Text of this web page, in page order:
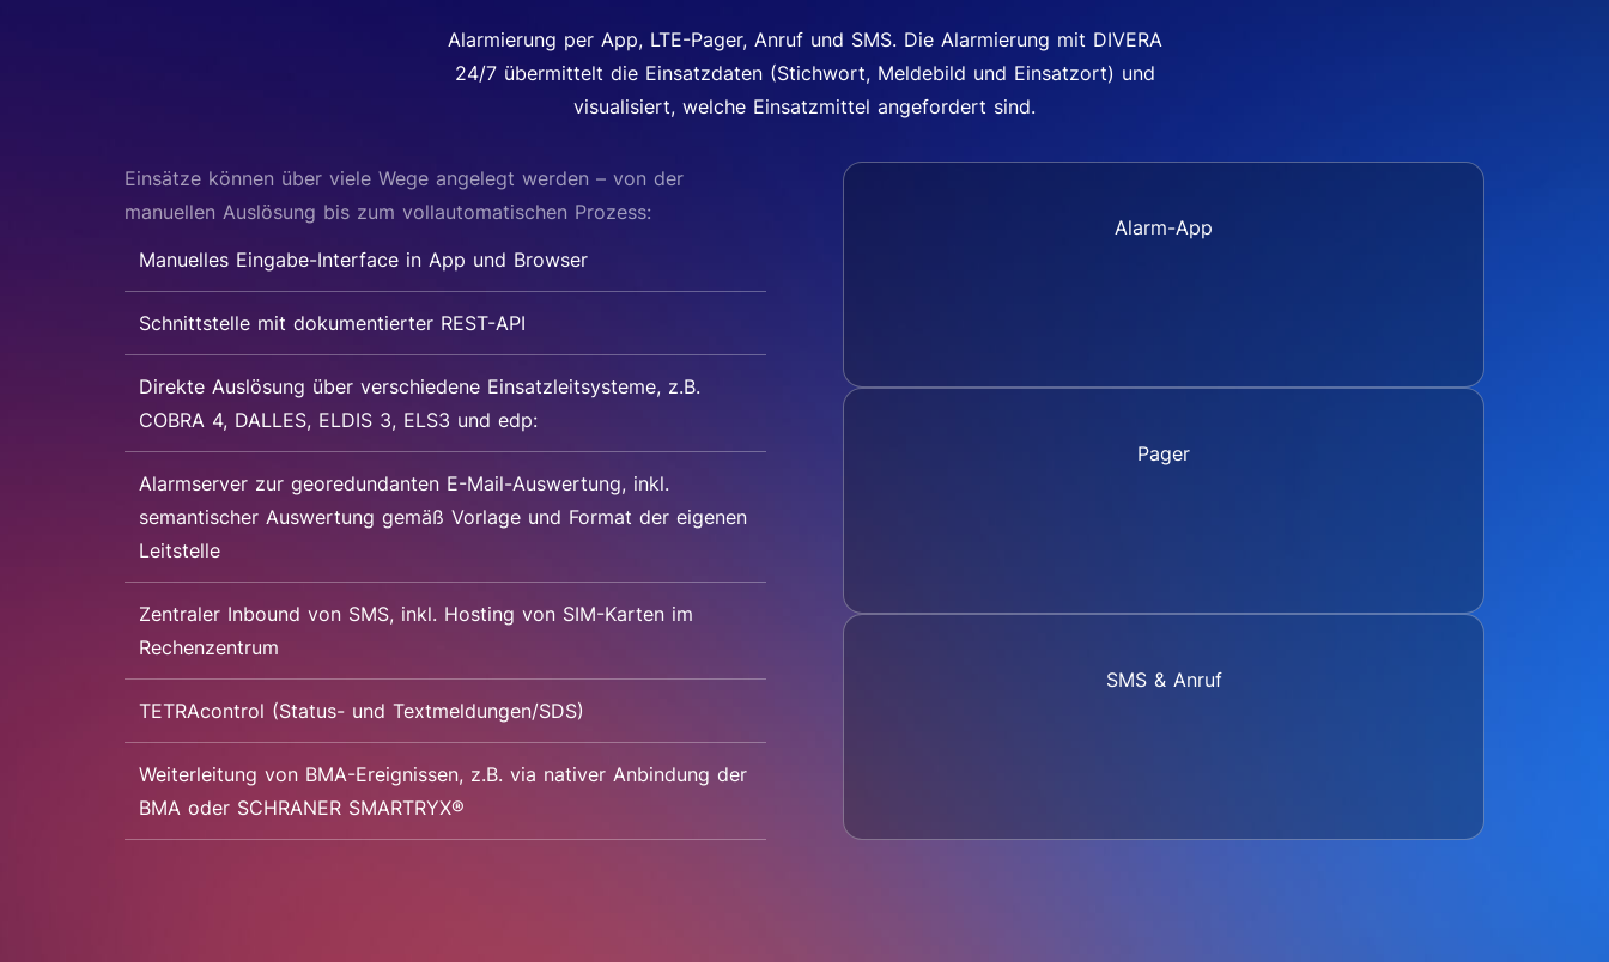
Alarmierung per App, LTE-Pager, Anruf und SMS. Die Alarmierung mit DIVERA
24/7 übermittelt die Einsatzdaten (Stichwort, Meldebild und Einsatzort) und
visualisiert, welche Einsatzmittel angefordert sind.
Einsätze können über viele Wege angelegt werden – von der
manuellen Auslösung bis zum vollautomatischen Prozess:
Manuelles Eingabe-Interface in App und Browser
Schnittstelle mit dokumentierter REST-API
Direkte Auslösung über verschiedene Einsatzleitsysteme, z.B.
COBRA 4, DALLES, ELDIS 3, ELS3 und edp:
Alarmserver zur georedundanten E-Mail-Auswertung, inkl.
semantischer Auswertung gemäß Vorlage und Format der eigenen
Leitstelle
Zentraler Inbound von SMS, inkl. Hosting von SIM-Karten im
Rechenzentrum
TETRAcontrol (Status- und Textmeldungen/SDS)
Weiterleitung von BMA-Ereignissen, z.B. via nativer Anbindung der
BMA oder SCHRANER SMARTRYX®
Alarm-App
Pager
SMS & Anruf